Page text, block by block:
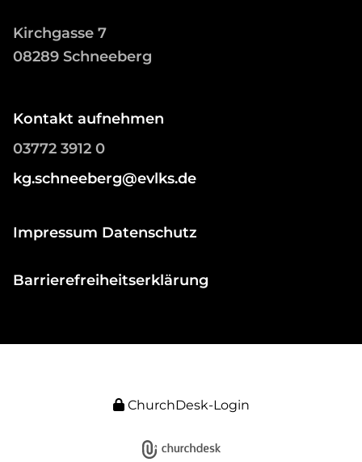
Kirchgasse 7
08289 Schneeberg
Kontakt aufnehmen
03772 3912 0
kg.schneeberg@evlks.de
Impressum Datenschutz
Barrierefreiheitserklärung
ChurchDesk-Login